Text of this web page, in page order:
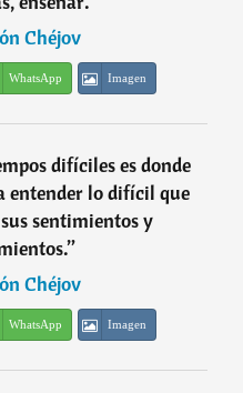
Chéjov
WhatsApp Imagen
difíciles es donde
entender lo difícil que
sentimientos y
”
Chéjov
WhatsApp Imagen